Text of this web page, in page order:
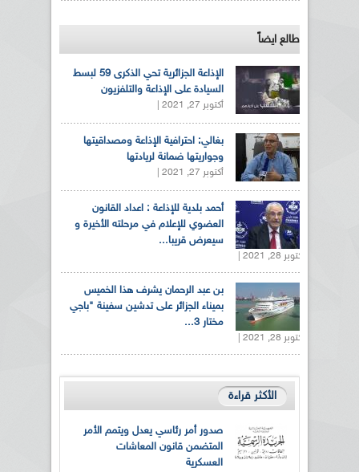
طالع ايضاً
الإذاعة الجزائرية تحي الذكرى 59 لبسط
السيادة على الإذاعة والتلفزيون
أكتوبر 27, 2021 |
بغالي: احترافية الإذاعة ومصداقيتها
وجواريتها ضمانة لريادتها
أكتوبر 27, 2021 |
أحمد بلدية للإذاعة : اعداد القانون
العضوي للإعلام في مرحلته الأخيرة و
سيعرض قريبا...
أكتوبر 28, 2021 |
بن عبد الرحمان يشرف هذا الخميس
بميناء الجزائر على تدشين سفينة "باجي
مختار 3...
أكتوبر 28, 2021 |
الأكثر قراءة
صدور أمر رئاسي يعدل ويتمم الأمر
المتضمن قانون المعاشات
العسكرية